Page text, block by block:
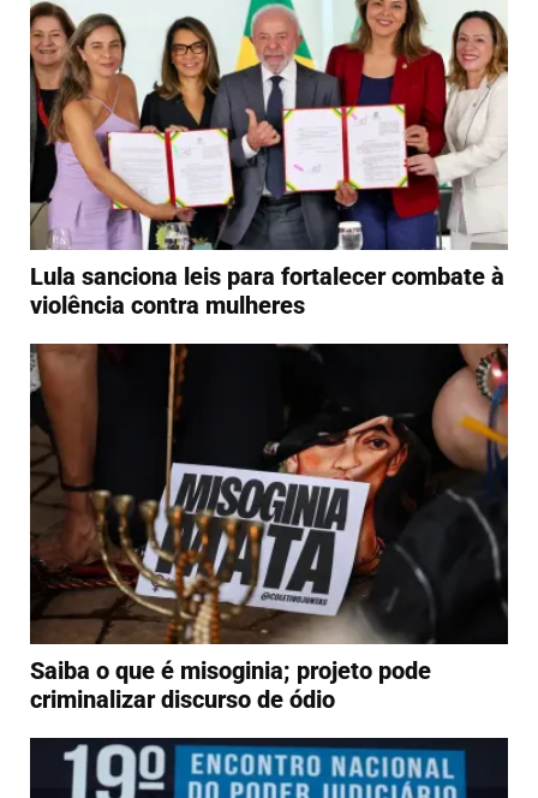
Lula sanciona leis para fortalecer combate à
violência contra mulheres
Saiba o que é misoginia; projeto pode
criminalizar discurso de ódio